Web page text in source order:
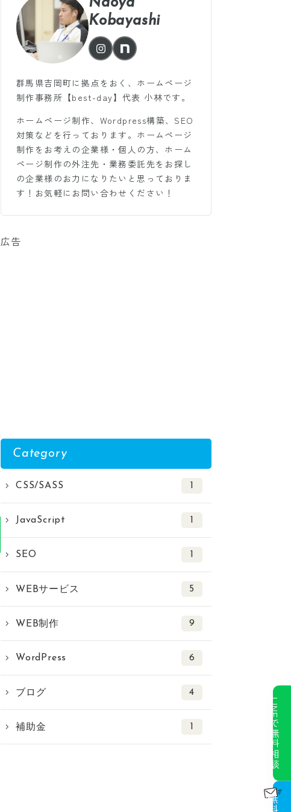
Naoya
Kobayashi
群馬県吉岡町に拠点をおく、ホームページ
制作事務所【best-day】代表 小林です。
ホームページ制作、Wordpress構築、SEO
対策などを行っております。ホームページ
制作をお考えの企業様・個人の方、ホーム
ページ制作の外注先・業務委託先をお探し
の企業様のお力になりたいと思っておりま
す！お気軽にお問い合わせください！
広告
Category
CSS/SASS 1
JavaScript 1
SEO 1
WEBサービス 5
WEB制作 9
WordPress 6
ブログ 4
補助金 1 LINEで無料相談